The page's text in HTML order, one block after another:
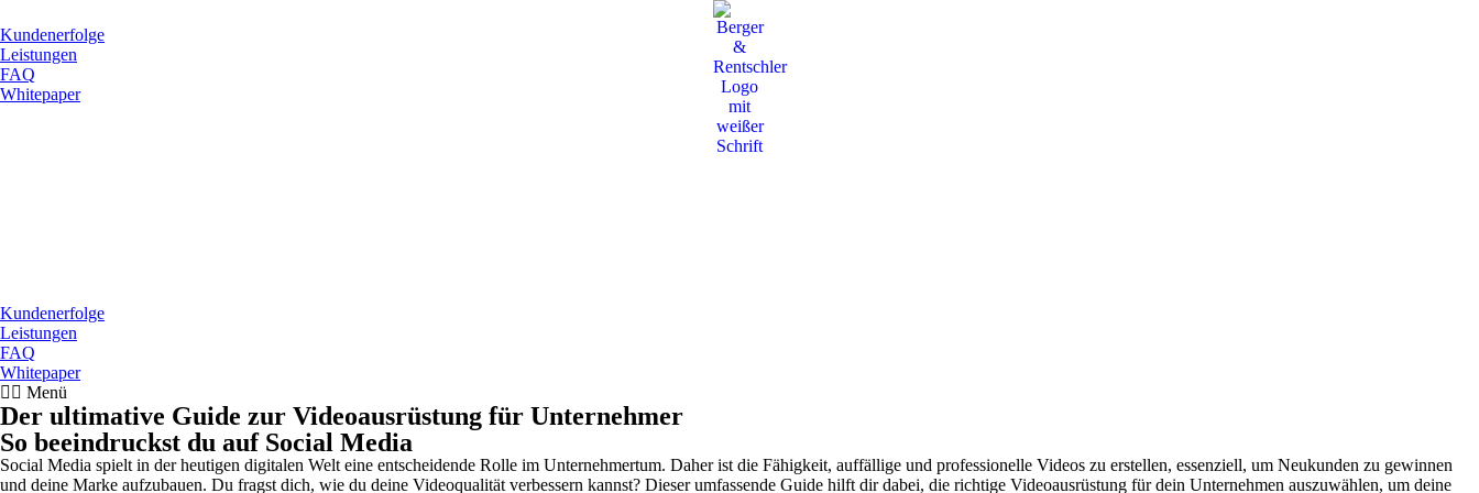
Kundenerfolge
Leistungen
FAQ
Whitepaper
Menü
Kundenerfolge
Leistungen
FAQ
Whitepaper
Der ultimative Guide zur Videoausrüstung für Unternehmer
So beeindruckst du auf Social Media
Social Media spielt in der heutigen digitalen Welt eine entscheidende Rolle im Unternehmertum. Daher ist die Fähigkeit, auffällige und professionelle Videos zu erstellen, essenziell, um Neukunden zu gewinnen
und deine Marke aufzubauen. Du fragst dich, wie du deine Videoqualität verbessern kannst? Dieser umfassende Guide hilft dir dabei, die richtige Videoausrüstung für dein Unternehmen auszuwählen, um deine